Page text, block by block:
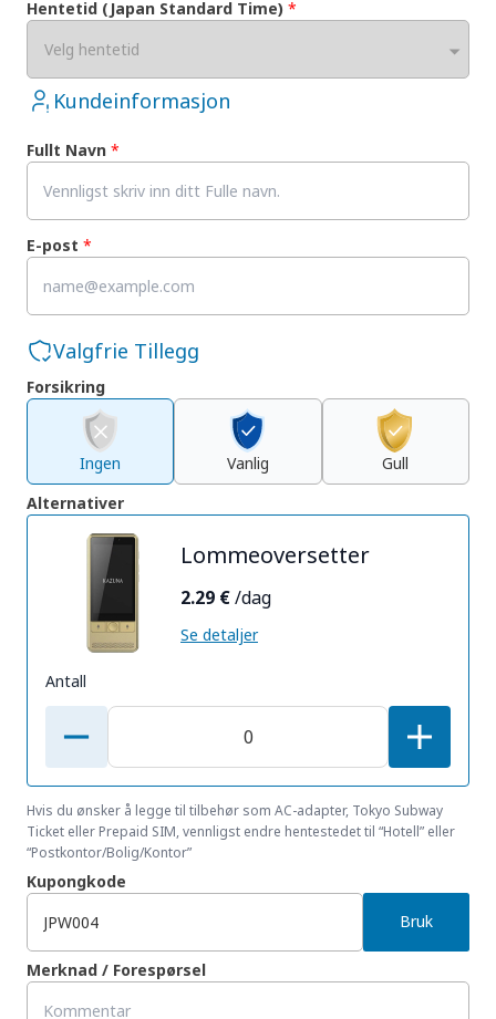
Hentetid (Japan Standard Time) *
Velg hentetid
Kundeinformasjon
Fullt Navn *
E-post *
Valgfrie Tillegg
Forsikring
Ingen Vanlig
Gull
Alternativer
Lommeoversetter
2.29 €/dag
Se detaljer
Antall
Hvis du ønsker å legge til tilbehør som AC-adapter, Tokyo Subway
Ticket eller Prepaid SIM, vennligst endre hentestedet til “Hotell” eller
“Postkontor/Bolig/Kontor”
Kupongkode
Bruk
Merknad / Forespørsel